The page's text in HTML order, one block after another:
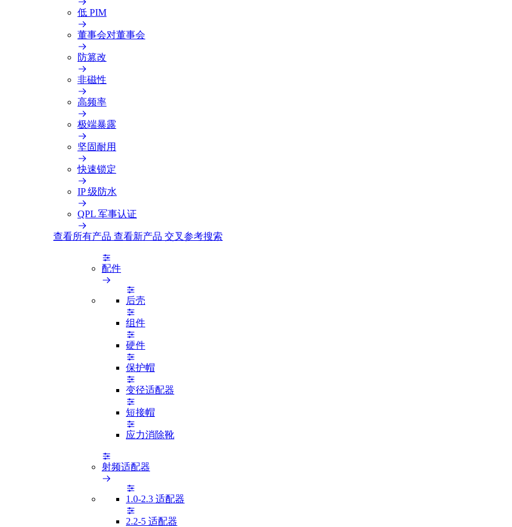
低 PIM
董事会对董事会
防篡改
非磁性
高频率
极端暴露
坚固耐用
快速锁定
IP 级防水
QPL 军事认证
查看所有产品 查看新产品 交叉参考搜索
配件
后壳
组件
硬件
保护帽
变径适配器
短接帽
应力消除靴
射频适配器
1.0-2.3 适配器
2.2-5 适配器